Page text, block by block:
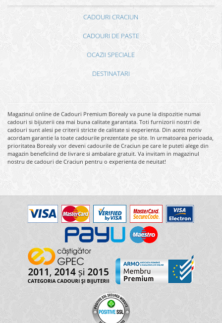
CADOURI CRACIUN
CADOURI DE PASTE
OCAZII SPECIALE
DESTINATARI
Magazinul online de Cadouri Premium Borealy va pune la dispozitie numai
cadouri si bijuterii cea mai buna calitate garantata. Toti furnizorii nostri de
cadouri sunt alesi pe criterii stricte de calitate si experienta. Din acest motiv
acordam garantie la toate cadourile prezentate pe site. In urmatoarea perioada,
prioritatea Borealy vor deveni cadourile de Craciun pe care le puteti alege din
magazin beneficiind de livrare si ambalare gratuit. Va invitam in magazinul
nostru de cadouri de Craciun pentru o experienta de neuitat!